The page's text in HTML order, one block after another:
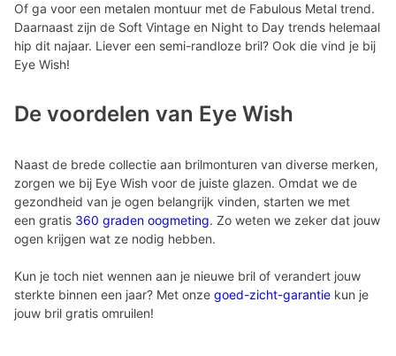
Of ga voor een metalen montuur met de Fabulous Metal trend.
Daarnaast zijn de Soft Vintage en Night to Day trends helemaal
hip dit najaar. Liever een semi-randloze bril? Ook die vind je bij
Eye Wish!
De voordelen van Eye Wish
Naast de brede collectie aan brilmonturen van diverse merken,
zorgen we bij Eye Wish voor de juiste glazen. Omdat we de
gezondheid van je ogen belangrijk vinden, starten we met
een gratis 360 graden oogmeting. Zo weten we zeker dat jouw
ogen krijgen wat ze nodig hebben.
Kun je toch niet wennen aan je nieuwe bril of verandert jouw
sterkte binnen een jaar? Met onze goed-zicht-garantie kun je
jouw bril gratis omruilen!